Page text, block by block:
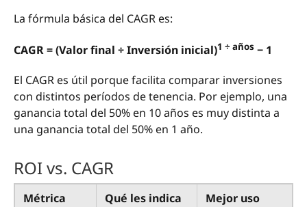
La fórmula básica del CAGR es:
CAGR = (Valor final ÷ Inversión inicial)1 ÷ años − 1
El CAGR es útil porque facilita comparar inversiones
con distintos períodos de tenencia. Por ejemplo, una
ganancia total del 50% en 10 años es muy distinta a
una ganancia total del 50% en 1 año.
ROI vs. CAGR
Métrica Qué les indica
Mejor uso